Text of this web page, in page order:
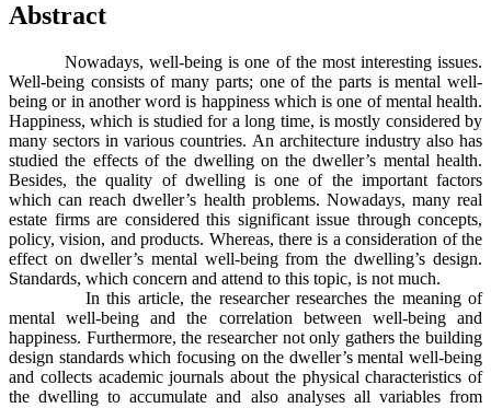
Abstract
Nowadays, well-being is one of the most interesting issues.
Well-being consists of many parts; one of the parts is mental well-
being or in another word is happiness which is one of mental health.
Happiness, which is studied for a long time, is mostly considered by
many sectors in various countries. An architecture industry also has
studied the effects of the dwelling on the dweller’s mental health.
Besides, the quality of dwelling is one of the important factors
which can reach dweller’s health problems. Nowadays, many real
estate firms are considered this significant issue through concepts,
policy, vision, and products. Whereas, there is a consideration of the
effect on dweller’s mental well-being from the dwelling’s design.
Standards, which concern and attend to this topic, is not much.
In this article, the researcher researches the meaning of
mental well-being and the correlation between well-being and
happiness. Furthermore, the researcher not only gathers the building
design standards which focusing on the dweller’s mental well-being
and collects academic journals about the physical characteristics of
the dwelling to accumulate and also analyses all variables from